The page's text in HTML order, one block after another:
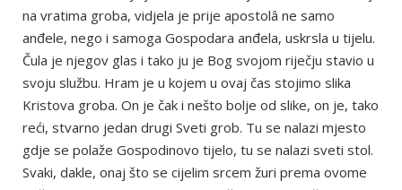
na vratima groba, vidjela je prije apostolâ ne samo
anđele, nego i samoga Gospodara anđela, uskrsla u tijelu.
Čula je njegov glas i tako ju je Bog svojom riječju stavio u
svoju službu. Hram je u kojem u ovaj čas stojimo slika
Kristova groba. On je čak i nešto bolje od slike, on je, tako
reći, stvarno jedan drugi Sveti grob. Tu se nalazi mjesto
gdje se polaže Gospodinovo tijelo, tu se nalazi sveti stol.
Svaki, dakle, onaj što se cijelim srcem žuri prema ovome